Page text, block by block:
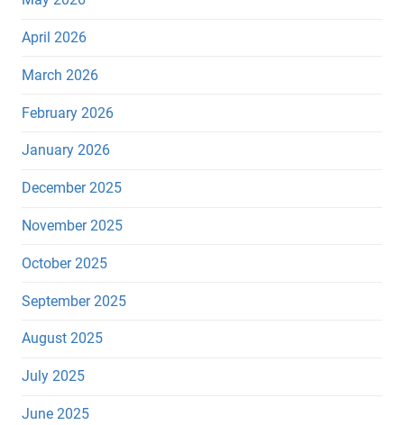
April 2026
March 2026
February 2026
January 2026
December 2025
November 2025
October 2025
September 2025
August 2025
July 2025
June 2025